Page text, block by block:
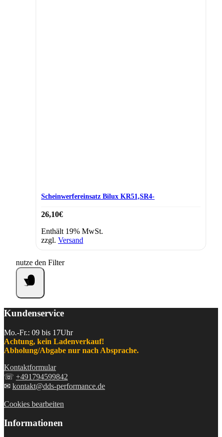
Scheinwerfereinsatz Bilux KR51,SR4-
26,10€
Enthält 19% MwSt.
zzgl. Versand
nutze den Filter
Kundenservice
Mo.-Fr.: 09 bis 17Uhr
Achtung, kein Ladenverkauf!
Abholung/Abgabe nur nach Absprache.
Kontaktformular
☏ +491794599842
✉ kontakt@dds-performance.de
Cookies bearbeiten
Informationen